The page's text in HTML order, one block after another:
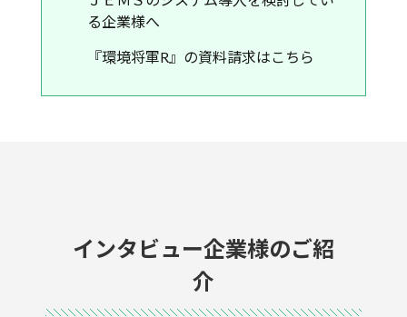
る企業様へ
『環境将軍R』の資料請求はこちら
インタビュー企業様のご紹
介